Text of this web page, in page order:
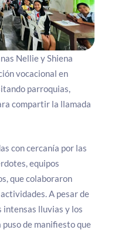
Nellie y Shiena
vocacional en
parroquias,
compartir la llamada
con cercanía por las
equipos
que colaboraron
A pesar de
intensas lluvias y los
de manifiesto que